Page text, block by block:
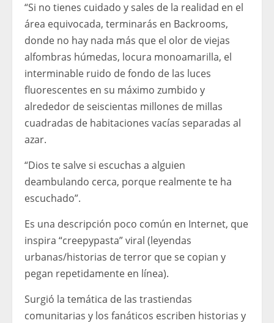
“Si no tienes cuidado y sales de la realidad en el
área equivocada, terminarás en Backrooms,
donde no hay nada más que el olor de viejas
alfombras húmedas, locura monoamarilla, el
interminable ruido de fondo de las luces
fluorescentes en su máximo zumbido y
alrededor de seiscientas millones de millas
cuadradas de habitaciones vacías separadas al
azar.
“Dios te salve si escuchas a alguien
deambulando cerca, porque realmente te ha
escuchado”.
Es una descripción poco común en Internet, que
inspira “creepypasta” viral (leyendas
urbanas/historias de terror que se copian y
pegan repetidamente en línea).
Surgió la temática de las trastiendas
comunitarias y los fanáticos escriben historias y